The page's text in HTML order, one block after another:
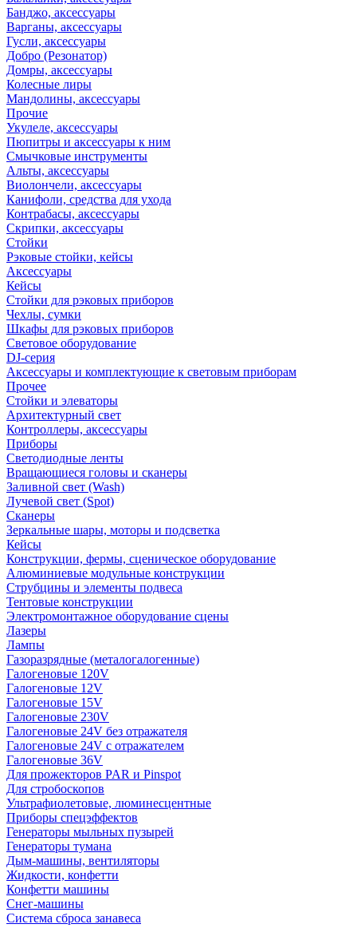
Банджо, аксессуары
Варганы, аксессуары
Гусли, аксессуары
Добро (Резонатор)
Домры, аксессуары
Колесные лиры
Мандолины, аксессуары
Прочие
Укулеле, аксессуары
Пюпитры и аксессуары к ним
Смычковые инструменты
Альты, аксессуары
Виолончели, аксессуары
Канифоли, средства для ухода
Контрабасы, аксессуары
Скрипки, аксессуары
Стойки
Рэковые стойки, кейсы
Аксессуары
Кейсы
Стойки для рэковых приборов
Чехлы, сумки
Шкафы для рэковых приборов
Световое оборудование
DJ-серия
Аксессуары и комплектующие к световым приборам
Прочее
Стойки и элеваторы
Архитектурный свет
Контроллеры, аксессуары
Приборы
Светодиодные ленты
Вращающиеся головы и сканеры
Заливной свет (Wash)
Лучевой свет (Spot)
Сканеры
Зеркальные шары, моторы и подсветка
Кейсы
Конструкции, фермы, сценическое оборудование
Алюминиевые модульные конструкции
Струбцины и элементы подвеса
Тентовые конструкции
Электромонтажное оборудование сцены
Лазеры
Лампы
Газоразрядные (металогалогенные)
Галогеновые 120V
Галогеновые 12V
Галогеновые 15V
Галогеновые 230V
Галогеновые 24V без отражателя
Галогеновые 24V с отражателем
Галогеновые 36V
Для прожекторов PAR и Pinspot
Для стробоскопов
Ультрафиолетовые, люминесцентные
Приборы спецэффектов
Генераторы мыльных пузырей
Генераторы тумана
Дым-машины, вентиляторы
Жидкости, конфетти
Конфетти машины
Снег-машины
Система сброса занавеса